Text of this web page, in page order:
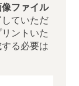
荷可能
ファイル
していただ
ントいた
る必要は